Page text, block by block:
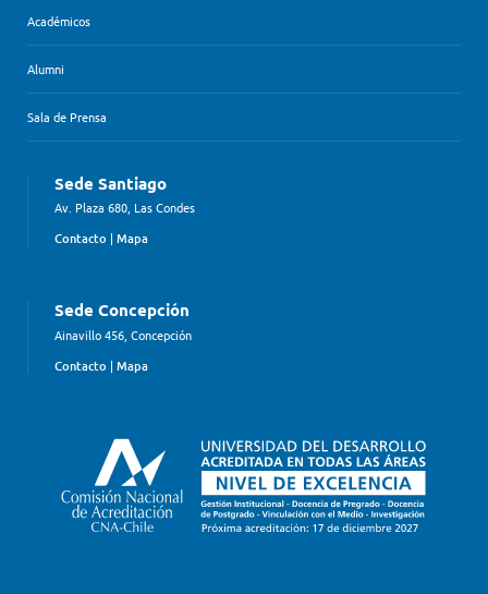
Académicos
Alumni
Sala de Prensa
Sede Santiago
Av. Plaza 680, Las Condes
Contacto | Mapa
Sede Concepción
Ainavillo 456, Concepción
Contacto | Mapa